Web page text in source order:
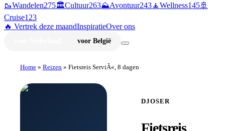
🥾Wandelen275🏛️Cultuur263⛰️Avontuur243🧘Wellness145🚢
Cruise123
🔥 Vertrek deze maandInspiratieOver ons
voor België
Home » Reizen » Fietsreis ServiÃ«, 8 dagen
DJOSER
Fietsreis